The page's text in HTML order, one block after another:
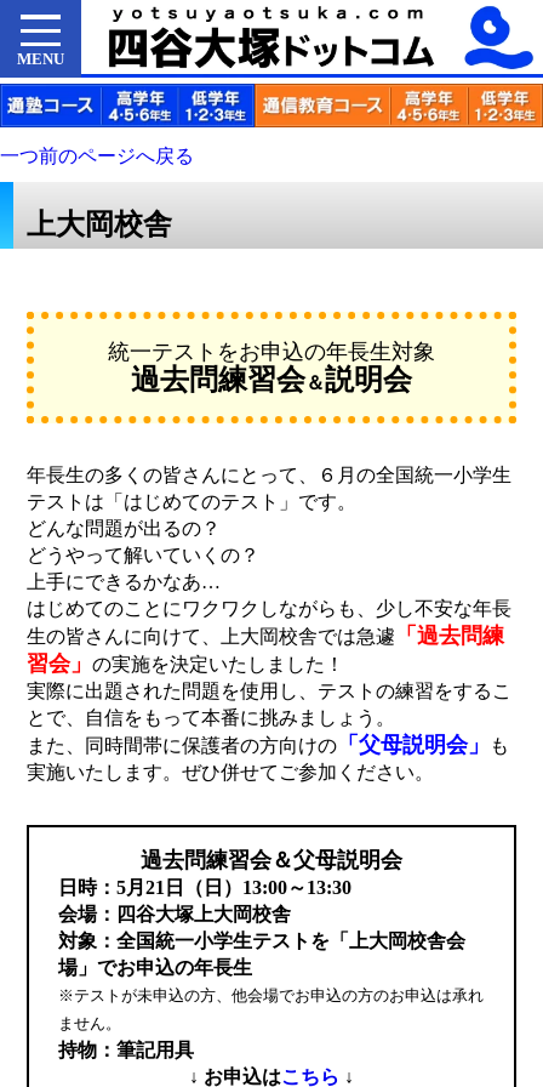
MENU
一つ前のページへ戻る
上大岡校舎
統一テストをお申込の年長生対象
過去問練習会＆説明会
年長生の多くの皆さんにとって、６月の全国統一小学生
テストは「はじめてのテスト」です。
どんな問題が出るの？
どうやって解いていくの？
上手にできるかなあ…
はじめてのことにワクワクしながらも、少し不安な年長
生の皆さんに向けて、上大岡校舎では急遽
「過去問練
習会」の実施を決定いたしました！
実際に出題された問題を使用し、テストの練習をするこ
とで、自信をもって本番に挑みましょう。
また、同時間帯に保護者の方向けの 「父母説明会」
も
実施いたします。ぜひ併せてご参加ください。
過去問練習会＆父母説明会
日時：5月21日（日）13:00～13:30
会場：四谷大塚上大岡校舎
対象：全国統一小学生テストを「上大岡校舎会
場」でお申込の年長生
※テストが未申込の方、他会場でお申込の方のお申込は承れ
ません。
持物：筆記用具
↓ お申込はこちら ↓